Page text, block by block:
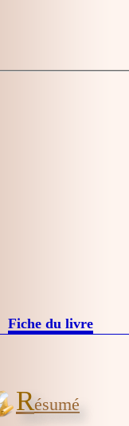
Fiche du livre
Résumé